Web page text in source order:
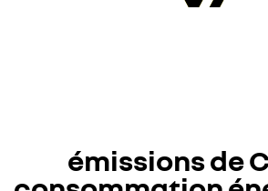
émissions de